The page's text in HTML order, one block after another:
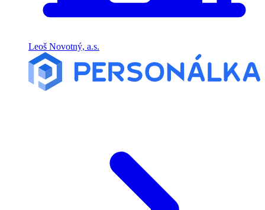
Leoš Novotný, a.s.